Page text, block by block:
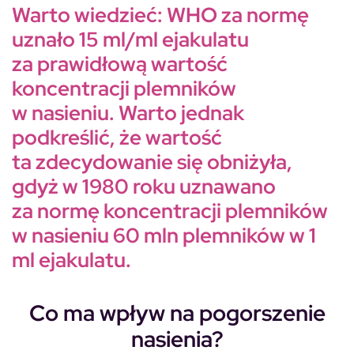
Warto wiedzieć: WHO za normę
uznało 15 ml/ml ejakulatu
za prawidłową wartość
koncentracji plemników
w nasieniu. Warto jednak
podkreślić, że wartość
ta zdecydowanie się obniżyła,
gdyż w 1980 roku uznawano
za normę koncentracji plemników
w nasieniu 60 mln plemników w 1
ml ejakulatu.
Co ma wpływ na pogorszenie
nasienia?